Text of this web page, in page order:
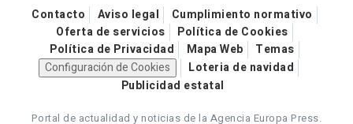
Contacto Aviso legal
Cumplimiento normativo
Oferta de servicios
Política de Cookies
Política de Privacidad
Mapa Web
Temas
Configuración de Cookies
Loteria de navidad
Publicidad estatal
Portal de actualidad y noticias de la Agencia Europa Press.